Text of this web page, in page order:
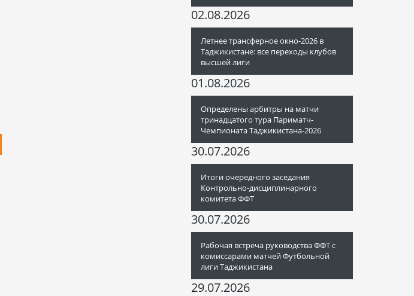
02.08.2026
Летнее трансферное окно-2026 в
Таджикистане: все переходы клубов
высшей лиги
01.08.2026
Определены арбитры на матчи
тринадцатого тура Париматч-
Чемпионата Таджикистана-2026
30.07.2026
Итоги очередного заседания
Контрольно-дисциплинарного
комитета ФФТ
30.07.2026
Рабочая встреча руководства ФФТ с
комиссарами матчей Футбольной
лиги Таджикистана
29.07.2026